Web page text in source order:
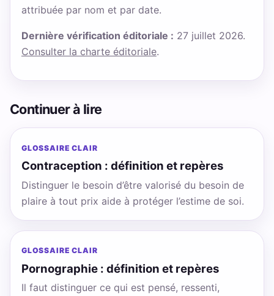
attribuée par nom et par date.
Dernière vérification éditoriale : 27 juillet 2026.
Consulter la charte éditoriale.
Continuer à lire
GLOSSAIRE CLAIR
Contraception : définition et repères
Distinguer le besoin d’être valorisé du besoin de
plaire à tout prix aide à protéger l’estime de soi.
GLOSSAIRE CLAIR
Pornographie : définition et repères
Il faut distinguer ce qui est pensé, ressenti,